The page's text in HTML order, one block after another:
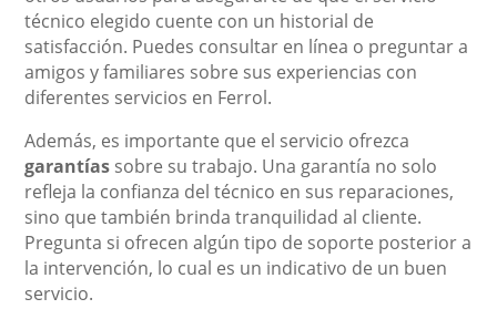
técnico elegido cuente con un historial de
satisfacción. Puedes consultar en línea o preguntar a
amigos y familiares sobre sus experiencias con
diferentes servicios en Ferrol.
Además, es importante que el servicio ofrezca
garantías sobre su trabajo. Una garantía no solo
refleja la confianza del técnico en sus reparaciones,
sino que también brinda tranquilidad al cliente.
Pregunta si ofrecen algún tipo de soporte posterior a
la intervención, lo cual es un indicativo de un buen
servicio.